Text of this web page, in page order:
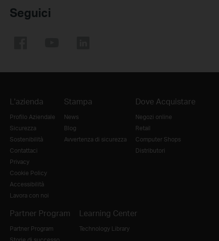
Seguici
L'azienda
Profilo Aziendale
Sicurezza
Sostenibilità
Contattaci
Privacy
Cookie Policy
Accessibilità
Lavora con noi
Stampa
News
Blog
Avvertenza di sicurezza
Dove Acquistare
Negozi online
Retail
Computer Shops
Distributori
Partner Program
Partner Program
Learning Center
Technology Library